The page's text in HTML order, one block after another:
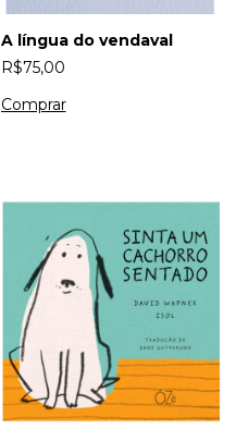
A língua do vendaval
R$75,00